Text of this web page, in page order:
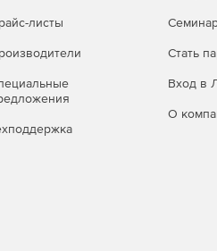
Только онлайн
облаке
✔
листы
Стать
Вход в
О